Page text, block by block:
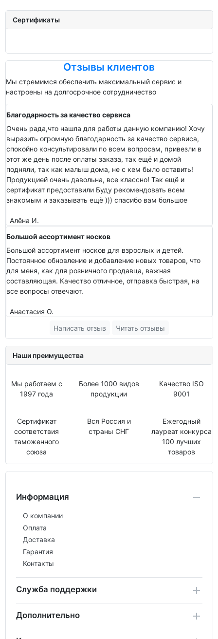
Сертификаты
Отзывы клиентов
Мы стремимся обеспечить максимальный сервис и
настроены на долгосрочное сотрудничество
Благодарность за качество сервиса
Очень рада,что нашла для работы данную компанию! Хочу
выразить огромную благодарность за качество сервиса,
спокойно консультировали по всем вопросам, привезли в
этот же день после оплаты заказа, так ещё и домой
подняли, так как малыш дома, не с кем было оставить!
Продукцией очень давольна, все классно! Так ещё и
сертификат предоставили Буду рекомендовать всем
знакомым и заказывать ещё ))) спасибо вам большое
Алёна И.
Большой ассортимент носков
Большой ассортимент носков для взрослых и детей.
Постоянное обновление и добавление новых товаров, что
для меня, как для розничного продавца, важная
составляющая. Качество отличное, отправка быстрая, на
все вопросы отвечают.
Анастасия О.
Написать отзыв
Читать отзывы
Наши преимущества
Мы работаем с
1997 года
Более 1000 видов
продукции
Качество ISO
9001
Сертификат
соответствия
таможенного
союза
Вся Россия и
страны СНГ
Ежегодный
лауреат конкурса
100 лучших
товаров
Информация
О компании
Оплата
Доставка
Гарантия
Контакты
Служба поддержки
Дополнительно